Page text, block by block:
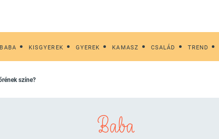
BABA KISGYEREK GYEREK KAMASZ CSALÁD TREND
színe?
Baba